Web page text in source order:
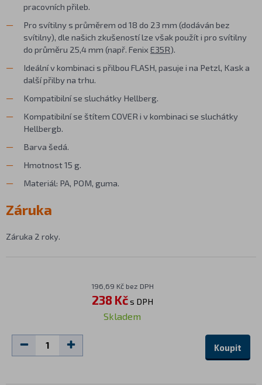
pracovních přileb.
Pro svítilny s průměrem od 18 do 23 mm (dodáván bez
svítilny), dle našich zkušeností lze však použít i pro svítilny
do průměru 25,4 mm (např. Fenix E35R).
Ideální v kombinaci s přilbou FLASH, pasuje i na Petzl, Kask a
další přilby na trhu.
Kompatibilní se sluchátky Hellberg.
Kompatibilní se štítem COVER i v kombinaci se sluchátky
Hellbergb.
Barva šedá.
Hmotnost 15 g.
Materiál: PA, POM, guma.
Záruka
Záruka 2 roky.
196,69 Kč bez DPH
238 Kčs DPH
Skladem
Koupit